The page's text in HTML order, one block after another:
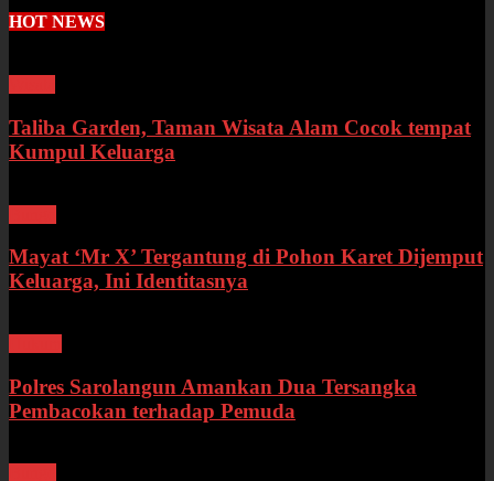
HOT NEWS
Taliba Garden, Taman Wisata Alam Cocok tempat
Kumpul Keluarga
Mayat ‘Mr X’ Tergantung di Pohon Karet Dijemput
Keluarga, Ini Identitasnya
Polres Sarolangun Amankan Dua Tersangka
Pembacokan terhadap Pemuda